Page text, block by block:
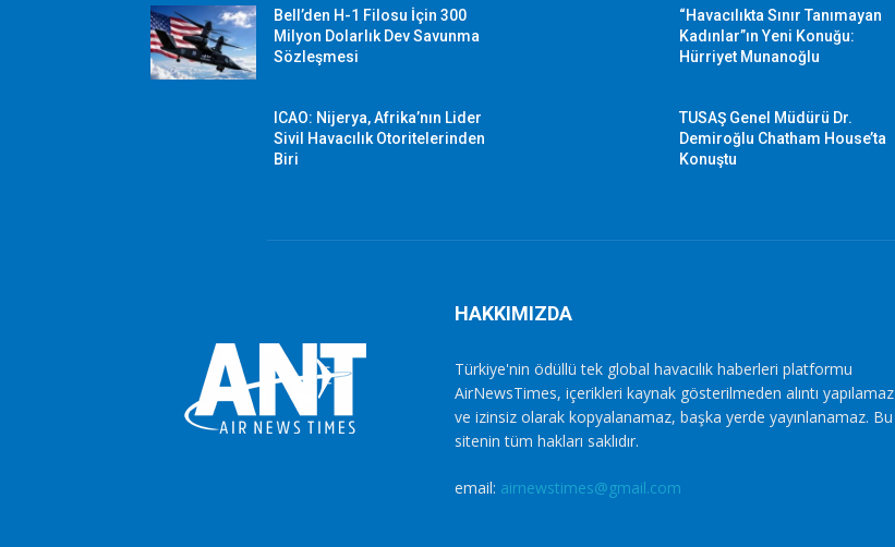
Bell’den H-1 Filosu İçin 300
Milyon Dolarlık Dev Savunma
Sözleşmesi
ICAO: Nijerya, Afrika’nın Lider
Sivil Havacılık Otoritelerinden
Biri
“Havacılıkta Sınır Tanımayan
Kadınlar”ın Yeni Konuğu:
Hürriyet Munanoğlu
TUSAŞ Genel Müdürü Dr.
Demiroğlu Chatham House’ta
Konuştu
HAKKIMIZDA
Türkiye'nin ödüllü tek global havacılık haberleri platformu
AirNewsTimes, içerikleri kaynak gösterilmeden alıntı yapılamaz
ve izinsiz olarak kopyalanamaz, başka yerde yayınlanamaz. Bu
sitenin tüm hakları saklıdır.
email: airnewstimes@gmail.com